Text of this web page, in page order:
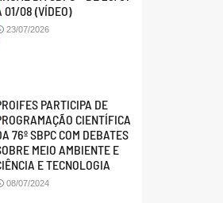
01/08 (VÍDEO)
23/07/2026
PARTICIPA DE
CIENTÍFICA
76º SBPC COM DEBATES
MEIO AMBIENTE E
E TECNOLOGIA
08/07/2024